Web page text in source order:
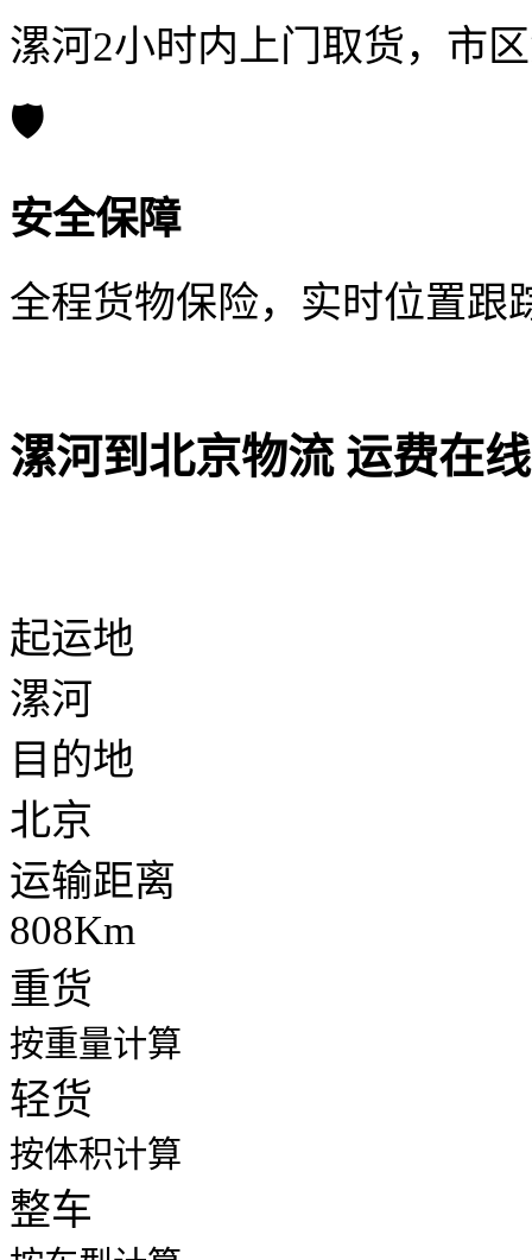
漯河2小时内上门取货，市
🛡️
安全保障
全程货物保险，实时位置跟
漯河到北京物流 运费在
起运地
漯河
目的地
北京
运输距离
808Km
重货
按重量计算
轻货
按体积计算
整车